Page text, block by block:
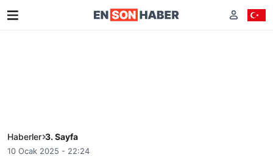
Haberler 3. Sayfa
10 Ocak 2025 - 22:24